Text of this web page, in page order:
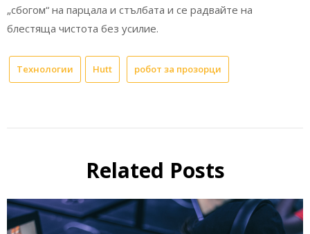
„сбогом“ на парцала и стълбата и се радвайте на
блестяща чистота без усилие.
Технологии Hutt робот за прозорци
Related Posts